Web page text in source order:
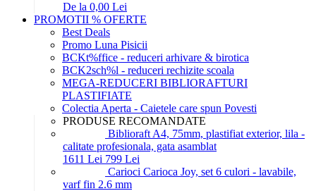
De la 0,00 Lei
PROMOTII % OFERTE
Best Deals
Promo Luna Pisicii
BCKt%ffice - reduceri arhivare & birotica
BCK2sch%l - reduceri rechizite scoala
MEGA-REDUCERI BIBLIORAFTURI
PLASTIFIATE
Colectia Aperta - Caietele care spun Povesti
PRODUSE RECOMANDATE
Biblioraft A4, 75mm, plastifiat exterior, lila -
calitate profesionala, gata asamblat
1611 Lei 799 Lei
Carioci Carioca Joy, set 6 culori - lavabile,
varf fin 2.6 mm